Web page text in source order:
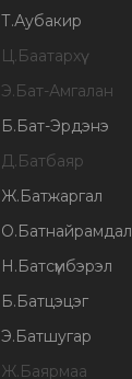
Т.Аубакир
Ц.Баатархүү
Э.Бат-Амгалан
Б.Бат-Эрдэнэ
Д.Батбаяр
Ж.Батжаргал
О.Батнайрамдал
Н.Батсүмбэрэл
Б.Батцэцэг
Э.Батшугар
Ж.Баярмаа